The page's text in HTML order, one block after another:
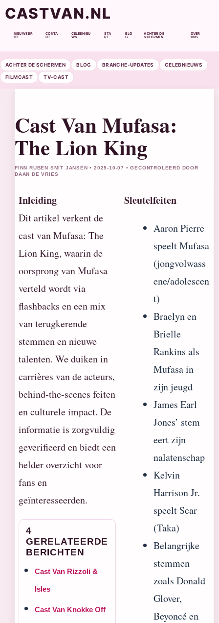
CASTVAN.NL
NIEUWSBR
IEF
CONTA
CT
CELEBNIEU
WS
STA
RT
BLO
G
ACHTER DE
SCHERMEN
OVER
ONS
ACHTER DE SCHERMEN BLOG BRANCHE-UPDATES CELEBNIEUWS
FILMCAST TV-CAST
Cast Van Mufasa:
The Lion King
FINN RUBEN SMIT JANSEN • 2025-10-07 • GECONTROLEERD DOOR
DAAN DE VRIES
Inleiding
Dit artikel verkent de
cast van Mufasa: The
Lion King, waarin de
oorsprong van Mufasa
verteld wordt via
flashbacks en een mix
van terugkerende
stemmen en nieuwe
talenten. We duiken in
carrières van de acteurs,
behind-the-scenes feiten
en culturele impact. De
informatie is zorgvuldig
geverifieerd en biedt een
helder overzicht voor
fans en
geïnteresseerden.
4
GERELATEERDE
BERICHTEN
Cast Van Rizzoli &
Isles
Cast Van Knokke Off
Sleutelfeiten
Aaron Pierre
speelt Mufasa
(jongvolwass
ene/adolescen
t)
Braelyn en
Brielle
Rankins als
Mufasa in
zijn jeugd
James Earl
Jones’ stem
eert zijn
nalatenschap
Kelvin
Harrison Jr.
speelt Scar
(Taka)
Belangrijke
stemmen
zoals Donald
Glover,
Beyoncé en